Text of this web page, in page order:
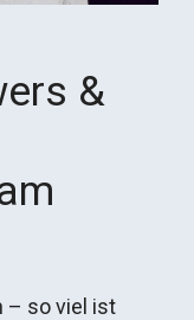
&
– so viel ist